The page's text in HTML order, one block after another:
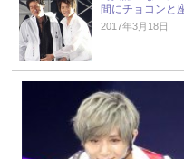
間にチョコンと
2017年3月18日